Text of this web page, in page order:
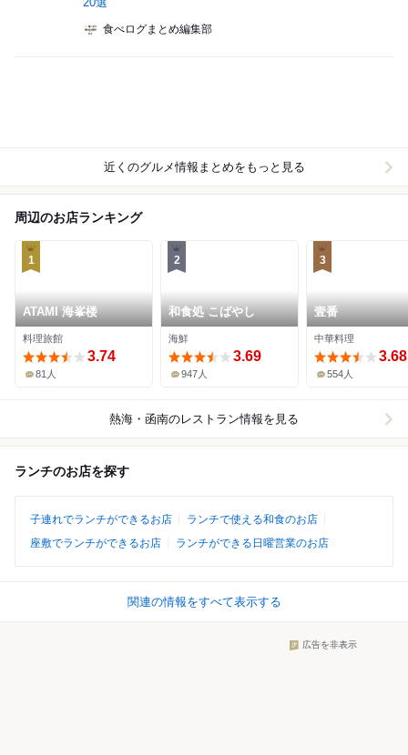
食べログまとめ編集部
近くのグルメ情報まとめをもっと見る
周辺のお店ランキング
1
ATAMI 海峯楼
料理旅館
3.74
81人
2
和食処 こばやし
海鮮
3.69
947人
3
壹番
中華料理
3.68
554人
熱海・函南のレストラン情報を見る
ランチのお店を探す
子連れでランチができるお店
ランチで使える和食のお店
座敷でランチができるお店
ランチができる日曜営業のお店
関連の情報をすべて表示する
広告を非表示